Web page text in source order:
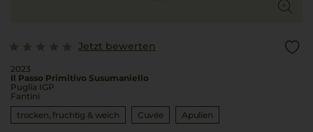
Jetzt bewerten
2023
Il Passo Primitivo Susumaniello
Puglia IGP
Fantini
trocken, fruchtig & weich
Cuvée Apulien